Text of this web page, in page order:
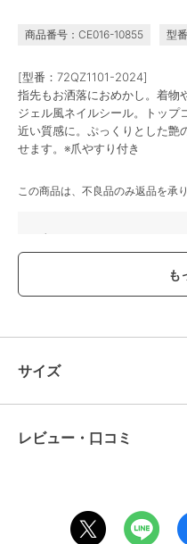
商品番号：CE016-10855 型
[型番：72QZ1101-2024]
指先もお洒落におめかし。着物
ジェル風ネイルシール。トップ
近い質感に。ぷっくりとした艶
せます。※爪やすり付き
この商品は、不良品のみ返品を承
ブランド
性別タイプ
レディース
商品のお
サイズ
レビュー・口コミ